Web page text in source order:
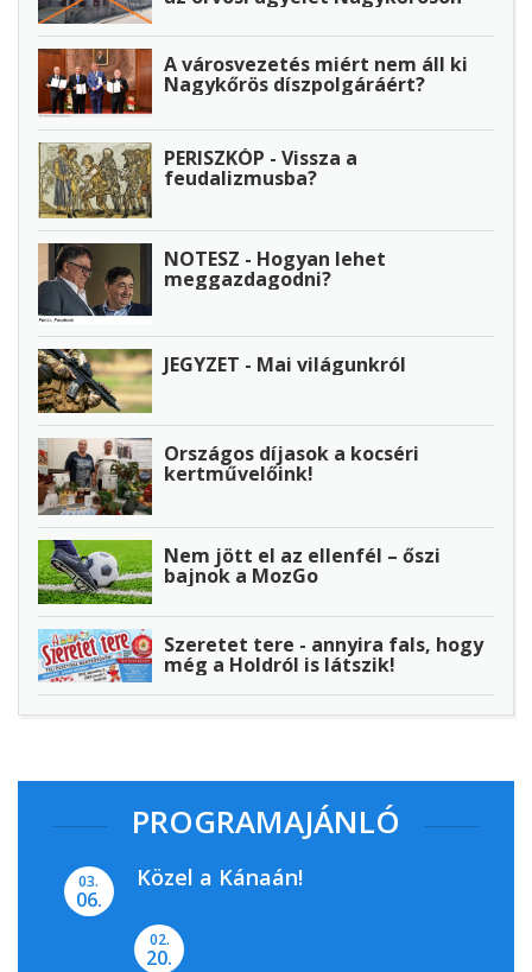
A városvezetés miért nem áll ki
Nagykőrös díszpolgáráért?
PERISZKÓP - Vissza a
feudalizmusba?
NOTESZ - Hogyan lehet
meggazdagodni?
JEGYZET - Mai világunkról
Országos díjasok a kocséri
kertművelőink!
Nem jött el az ellenfél – őszi
bajnok a MozGo
Szeretet tere - annyira fals, hogy
még a Holdról is látszik!
PROGRAMAJÁNLÓ
03.
06.
Közel a Kánaán!
02.
20.